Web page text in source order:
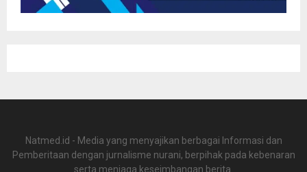
Natmed.id - Media yang menyajikan berbagai Informasi dan
Pemberitaan dengan jurnalisme nurani, berpihak pada kebenaran
serta menjaga keseimbangan berita.